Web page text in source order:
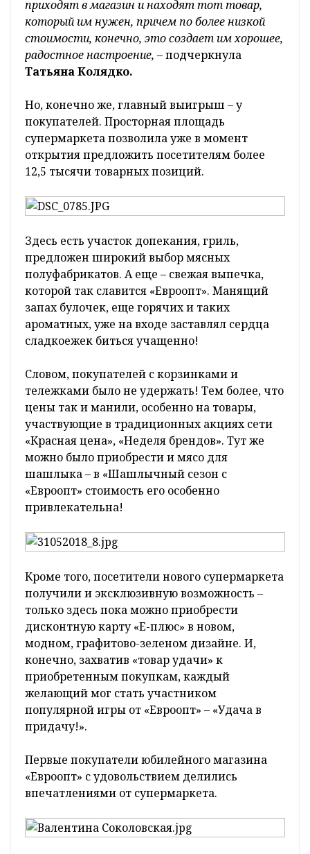
приходят в магазин и находят тот товар,
который им нужен, причем по более низкой
стоимости, конечно, это создает им хорошее,
радостное настроение, – подчеркнула
Татьяна Колядко.
Но, конечно же, главный выигрыш – у
покупателей. Просторная площадь
супермаркета позволила уже в момент
открытия предложить посетителям более
12,5 тысячи товарных позиций.
Здесь есть участок допекания, гриль,
предложен широкий выбор мясных
полуфабрикатов. А еще – свежая выпечка,
которой так славится «Евроопт». Манящий
запах булочек, еще горячих и таких
ароматных, уже на входе заставлял сердца
сладкоежек биться учащенно!
Словом, покупателей с корзинками и
тележками было не удержать! Тем более, что
цены так и манили, особенно на товары,
участвующие в традиционных акциях сети
«Красная цена», «Неделя брендов». Тут же
можно было приобрести и мясо для
шашлыка – в «Шашлычный сезон с
«Евроопт» стоимость его особенно
привлекательна!
Кроме того, посетители нового супермаркета
получили и эксклюзивную возможность –
только здесь пока можно приобрести
дисконтную карту «Е-плюс» в новом,
модном, графитово-зеленом дизайне. И,
конечно, захватив «товар удачи» к
приобретенным покупкам, каждый
желающий мог стать участником
популярной игры от «Евроопт» – «Удача в
придачу!».
Первые покупатели юбилейного магазина
«Евроопт» с удовольствием делились
впечатлениями от супермаркета.